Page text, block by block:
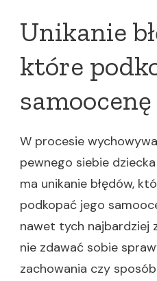
Unikanie
które
W procesie
pewnego siebie
ma unikanie błędów,
podkopać jego
nawet tych najbardziej
nie zdawać sobie
zachowania czy